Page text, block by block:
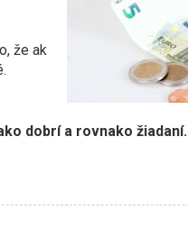
že ak
dobrí a rovnako žiadaní.